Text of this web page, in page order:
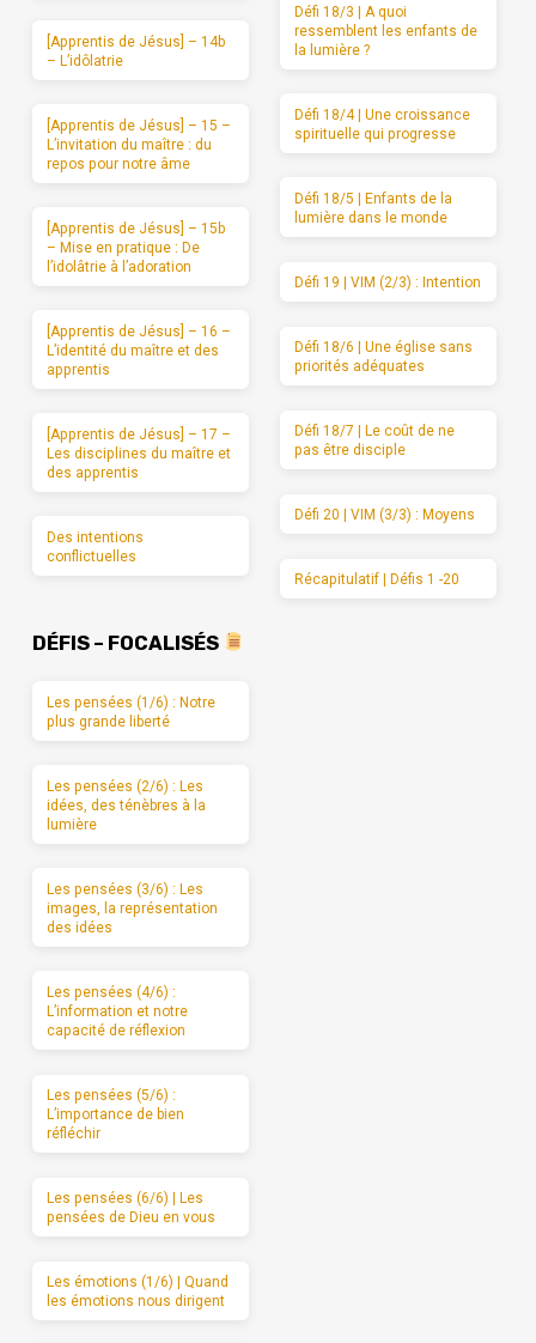
[Apprentis de Jésus] – 14b
– L’idôlatrie
[Apprentis de Jésus] – 15 –
L’invitation du maître : du
repos pour notre âme
[Apprentis de Jésus] – 15b
– Mise en pratique : De
l’idolâtrie à l’adoration
[Apprentis de Jésus] – 16 –
L’identité du maître et des
apprentis
[Apprentis de Jésus] – 17 –
Les disciplines du maître et
des apprentis
Des intentions
conflictuelles
Défi 18/3 | A quoi
ressemblent les enfants de
la lumière ?
Défi 18/4 | Une croissance
spirituelle qui progresse
Défi 18/5 | Enfants de la
lumière dans le monde
Défi 19 | VIM (2/3) : Intention
Défi 18/6 | Une église sans
priorités adéquates
Défi 18/7 | Le coût de ne
pas être disciple
Défi 20 | VIM (3/3) : Moyens
Récapitulatif | Défis 1 -20
DÉFIS – FOCALISÉS
Les pensées (1/6) : Notre
plus grande liberté
Les pensées (2/6) : Les
idées, des ténèbres à la
lumière
Les pensées (3/6) : Les
images, la représentation
des idées
Les pensées (4/6) :
L’information et notre
capacité de réflexion
Les pensées (5/6) :
L’importance de bien
réfléchir
Les pensées (6/6) | Les
pensées de Dieu en vous
Les émotions (1/6) | Quand
les émotions nous dirigent